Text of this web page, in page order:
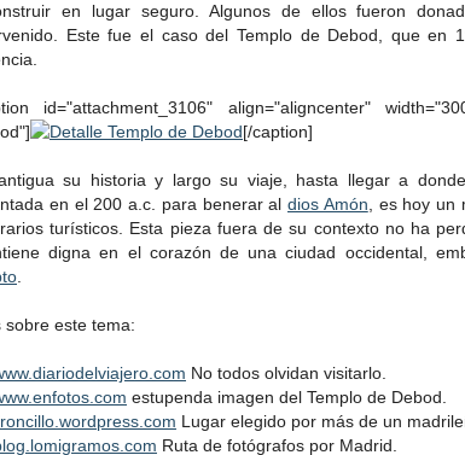
en lugar seguro. Algunos de ellos fueron
Este fue el caso del Templo de Debod, que en
id="attachment_3106" align="aligncenter"
[/caption]
su historia y largo su viaje, hasta llegar a
en el 200 a.c. para benerar al dios Amón , es hoy
turísticos. Esta pieza fuera de su contexto no ha
digna en el corazón de una ciudad occidental,
sobre este tema:
No todos olvidan visitarlo.
estupenda imagen del Templo de Debod.
Lugar elegido por más de un
Ruta de fotógrafos por Madrid.